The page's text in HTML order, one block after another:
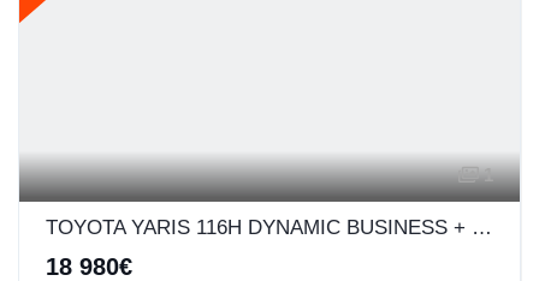
1
TOYOTA YARIS 116H DYNAMIC BUSINESS + PROGRAMME BEYOND ZERO ACADEMY 5P MC24
18 980€